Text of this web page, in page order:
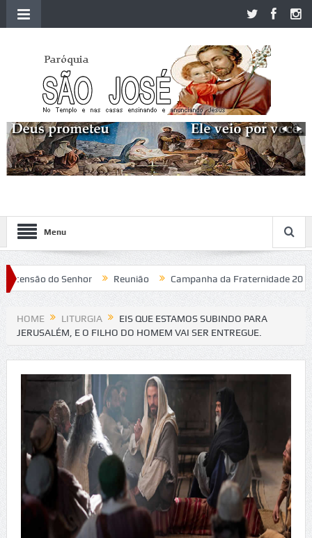
Menu
do Senhor Reunião Campanha da Fraternidade 2020
HOME LITURGIA
EIS QUE ESTAMOS SUBINDO PARA
JERUSALÉM, E O FILHO DO HOMEM VAI SER ENTREGUE.